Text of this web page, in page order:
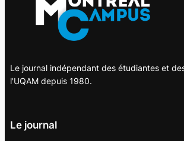
Le journal indépendant des étudiantes et
l'UQAM depuis 1980.
Le journal